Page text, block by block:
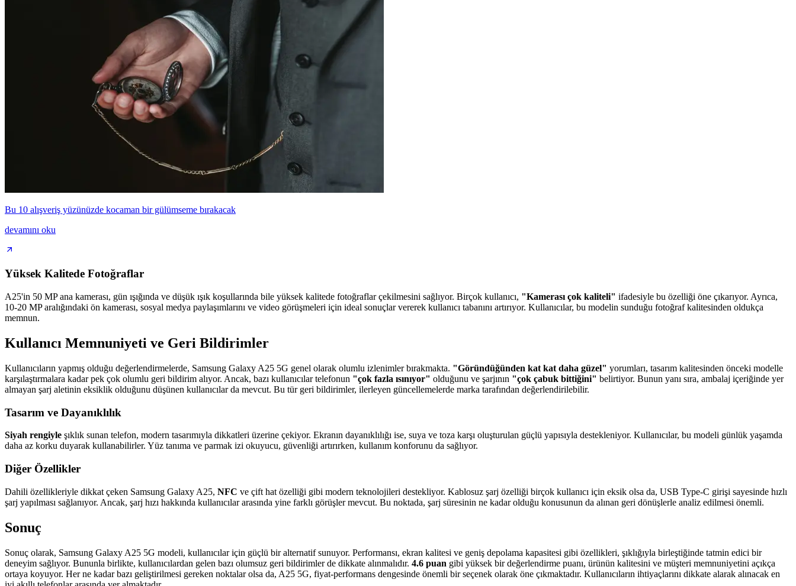
Bu 10 alışveriş yüzünüzde kocaman bir gülümseme bırakacak
devamını oku
Yüksek Kalitede Fotoğraflar
A25'in 50 MP ana kamerası, gün ışığında ve düşük ışık koşullarında bile yüksek kalitede fotoğraflar çekilmesini sağlıyor. Birçok kullanıcı, "Kamerası çok kaliteli" ifadesiyle bu özelliği öne çıkarıyor. Ayrıca,
10-20 MP aralığındaki ön kamerası, sosyal medya paylaşımlarını ve video görüşmeleri için ideal sonuçlar vererek kullanıcı tabanını artırıyor. Kullanıcılar, bu modelin sunduğu fotoğraf kalitesinden oldukça
memnun.
Kullanıcı Memnuniyeti ve Geri Bildirimler
Kullanıcıların yapmış olduğu değerlendirmelerde, Samsung Galaxy A25 5G genel olarak olumlu izlenimler bırakmakta. "Göründüğünden kat kat daha güzel" yorumları, tasarım kalitesinden önceki modelle
karşılaştırmalara kadar pek çok olumlu geri bildirim alıyor. Ancak, bazı kullanıcılar telefonun "çok fazla ısınıyor" olduğunu ve şarjının "çok çabuk bittiğini" belirtiyor. Bunun yanı sıra, ambalaj içeriğinde yer
almayan şarj aletinin eksiklik olduğunu düşünen kullanıcılar da mevcut. Bu tür geri bildirimler, ilerleyen güncellemelerde marka tarafından değerlendirilebilir.
Tasarım ve Dayanıklılık
Siyah rengiyle şıklık sunan telefon, modern tasarımıyla dikkatleri üzerine çekiyor. Ekranın dayanıklılığı ise, suya ve toza karşı oluşturulan güçlü yapısıyla destekleniyor. Kullanıcılar, bu modeli günlük yaşamda
daha az korku duyarak kullanabilirler. Yüz tanıma ve parmak izi okuyucu, güvenliği artırırken, kullanım konforunu da sağlıyor.
Diğer Özellikler
Dahili özellikleriyle dikkat çeken Samsung Galaxy A25, NFC ve çift hat özelliği gibi modern teknolojileri destekliyor. Kablosuz şarj özelliği birçok kullanıcı için eksik olsa da, USB Type-C girişi sayesinde hızlı
şarj yapılması sağlanıyor. Ancak, şarj hızı hakkında kullanıcılar arasında yine farklı görüşler mevcut. Bu noktada, şarj süresinin ne kadar olduğu konusunun da alınan geri dönüşlerle analiz edilmesi önemli.
Sonuç
Sonuç olarak, Samsung Galaxy A25 5G modeli, kullanıcılar için güçlü bir alternatif sunuyor. Performansı, ekran kalitesi ve geniş depolama kapasitesi gibi özellikleri, şıklığıyla birleştiğinde tatmin edici bir
deneyim sağlıyor. Bununla birlikte, kullanıcılardan gelen bazı olumsuz geri bildirimler de dikkate alınmalıdır. 4.6 puan gibi yüksek bir değerlendirme puanı, ürünün kalitesini ve müşteri memnuniyetini açıkça
ortaya koyuyor. Her ne kadar bazı geliştirilmesi gereken noktalar olsa da, A25 5G, fiyat-performans dengesinde önemli bir seçenek olarak öne çıkmaktadır. Kullanıcıların ihtiyaçlarını dikkate alarak alınacak en